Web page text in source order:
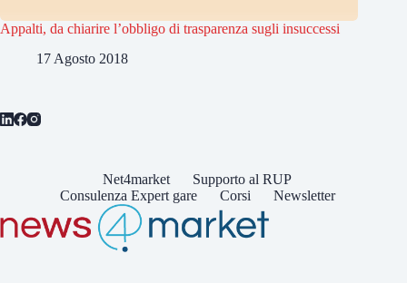
Appalti, da chiarire l’obbligo di trasparenza sugli insuccessi
17 Agosto 2018
Net4market
Supporto al RUP
Consulenza Expert gare
Corsi Newsletter